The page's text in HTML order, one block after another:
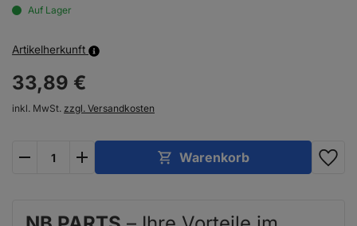
Auf Lager
Artikelherkunft
33,89 €
inkl. MwSt. zzgl. Versandkosten
Warenkorb